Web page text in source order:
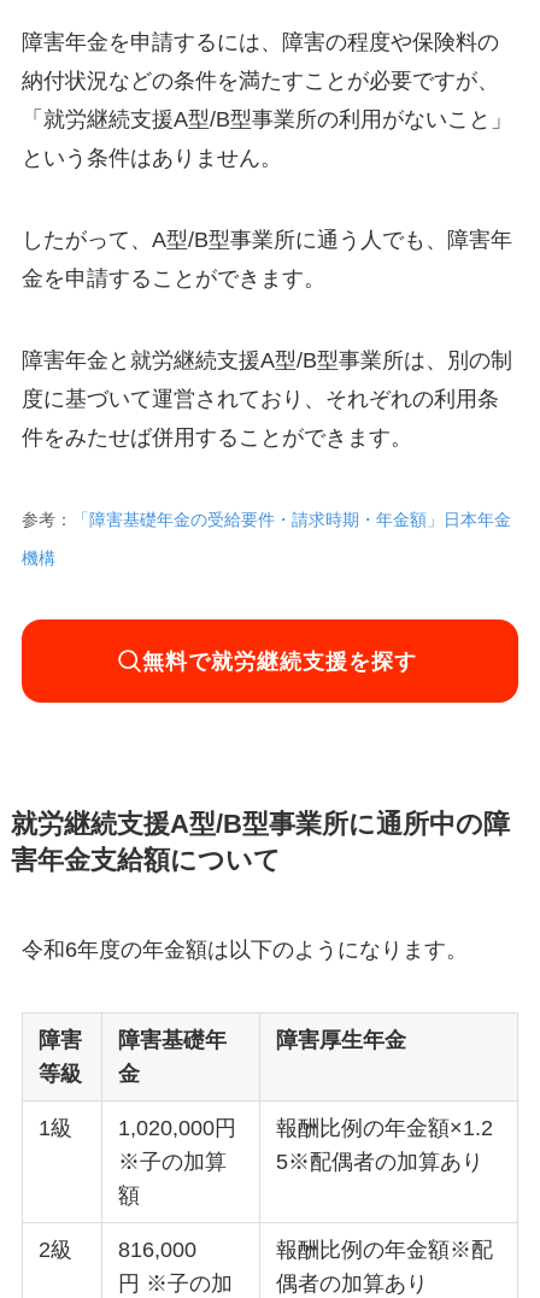
障害年金を申請するには、障害の程度や保険料の
納付状況などの条件を満たすことが必要ですが、
「就労継続支援A型/B型事業所の利用がないこと」
という条件はありません。
したがって、A型/B型事業所に通う人でも、障害年
金を申請することができます。
障害年金と就労継続支援A型/B型事業所は、別の制
度に基づいて運営されており、それぞれの利用条
件をみたせば併用することができます。
参考：
「障害基礎年金の受給要件・請求時期・年金額」日本年金
機構
無料で就労継続支援を探す
就労継続支援A型/B型事業所に通所中の障
害年金支給額について
令和6年度の年金額は以下のようになります。
障害
等級
障害基礎年
金
障害厚生年金
1級
1,020,000円
※子の加算
額
報酬比例の年金額×1.2
5※配偶者の加算あり
2級
816,000
円 ※子の加
報酬比例の年金額※配
偶者の加算あり